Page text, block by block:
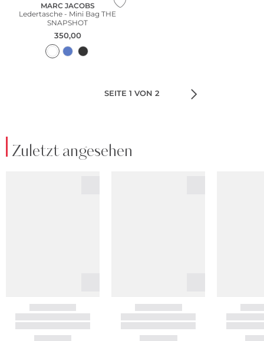
MARC JACOBS
Ledertasche - Mini Bag THE
SNAPSHOT
350,00
SEITE 1 VON 2
Zuletzt angesehen